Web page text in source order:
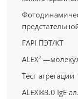
FAPI ПЭТ/КT
ALEX²
Тест
ALEX®3.0 IgE